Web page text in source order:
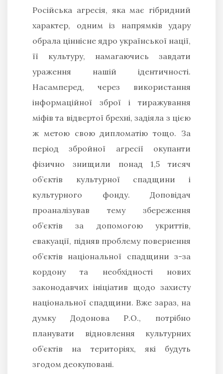
Російська агресія, яка має гібридний
характер, одним із напрямків удару
обрала ціннісне ядро української нації,
її культуру, намагаючись завдати
ураження нашій ідентичності.
Насамперед, через використання
інформаційної зброї і тиражування
міфів та відвертої брехні, задіяла з цією
ж метою свою дипломатію тощо. За
період збройної агресії окупанти
фізично знищили понад 1,5 тисяч
об’єктів культурної спадщини і
культурного фонду. Доповідач
проаналізував тему збереження
об’єктів за допомогою укриттів,
евакуації, підняв проблему повернення
об’єктів національної спадщини з-за
кордону та необхідності нових
законодавчих ініціатив щодо захисту
національної спадщини. Вже зараз, на
думку Додонова Р.О., потрібно
планувати відновлення культурних
об’єктів на територіях, які будуть
згодом деокуповані.